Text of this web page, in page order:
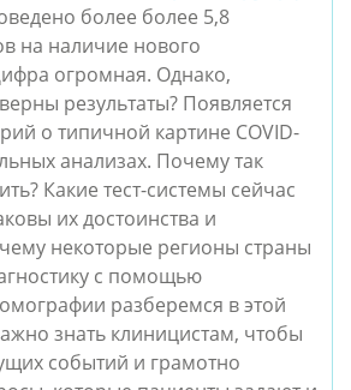
более более 5,8
на наличие нового
огромная. Однако,
результаты? Появляется
о типичной картине COVID-
анализах. Почему так
Какие тест-системы сейчас
их достоинства и
некоторые регионы страны
с помощью
разберемся в этой
знать клиницистам, чтобы
событий и грамотно